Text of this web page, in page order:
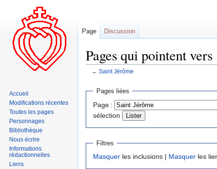
Pages qui pointent vers
← Saint Jérôme
Aller
navigation
Aller
recherche
Pages liées
Page :
sélection
Filtres
Masquer les inclusions | Masquer les
Page Discussion
Accueil
Modifications récentes
Toutes les pages
Personnages
Bibliothèque
Nous écrire
Informations
rédactionnelles
Liens